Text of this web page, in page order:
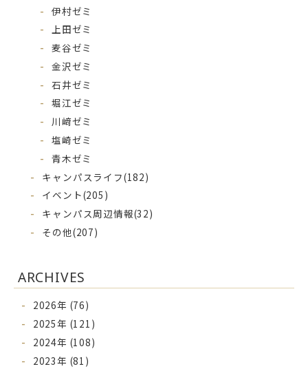
伊村ゼミ
上田ゼミ
麦谷ゼミ
金沢ゼミ
石井ゼミ
堀江ゼミ
川﨑ゼミ
塩崎ゼミ
青木ゼミ
キャンパスライフ(182)
イベント(205)
キャンパス周辺情報(32)
その他(207)
ARCHIVES
2026年 (76)
2025年 (121)
2024年 (108)
2023年 (81)